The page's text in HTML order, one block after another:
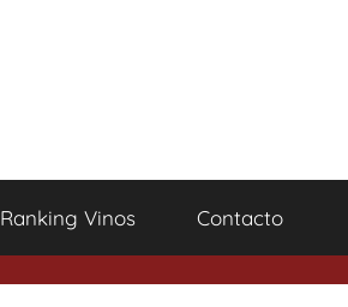
Ranking Vinos Contacto